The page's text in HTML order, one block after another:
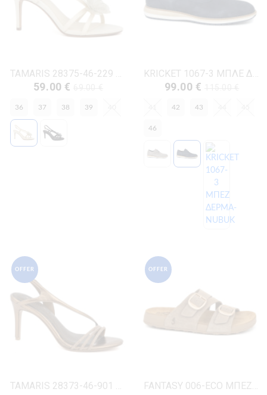
TAMARIS 28375-46-229 ΠΕΡΛΑ ΔΕΡΜΑ-ECO
59.00 €
36 37 38 39
KRICKET 1067-3 ΜΠΛΕ ΔΕΡΜΑ-NUBUK
99.00 €
42 43
46
OFFER
TAMARIS 28373-46-901 ΜΠΡΟΝΖΕ ΔΕΡΜΑ-ECO
OFFER
FANTASY 006-ECO ΜΠΕΖ ΔΕΡΜΑ-ΚΡΟΥΤΑ